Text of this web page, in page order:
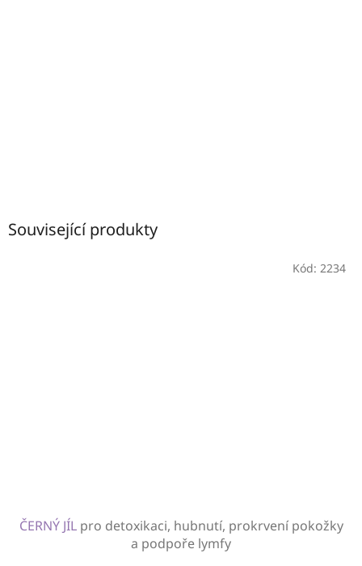
Související produkty
ČERNÝ JÍL pro detoxikaci, hubnutí, prokrvení pokožky
a podpoře lymfy
Kód: 2234